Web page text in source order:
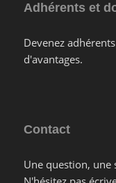
Adhérents et
Devenez
d'avantages.
Contact
Une question,